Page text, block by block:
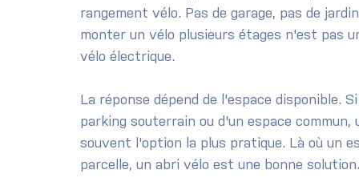
rangement vélo. Pas de garage, pas de
monter un vélo plusieurs étages n'est pas
vélo électrique.
La réponse dépend de l'espace disponible.
parking souterrain ou d'un espace
souvent l'option la plus pratique. Là où un
parcelle, un abri vélo est une bonne solution.